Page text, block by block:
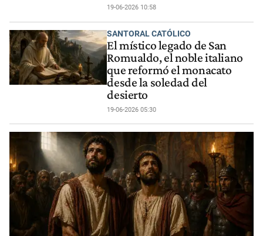
19-06-2026 10:58
SANTORAL CATÓLICO
El místico legado de San
Romualdo, el noble italiano
que reformó el monacato
desde la soledad del
desierto
19-06-2026 05:30